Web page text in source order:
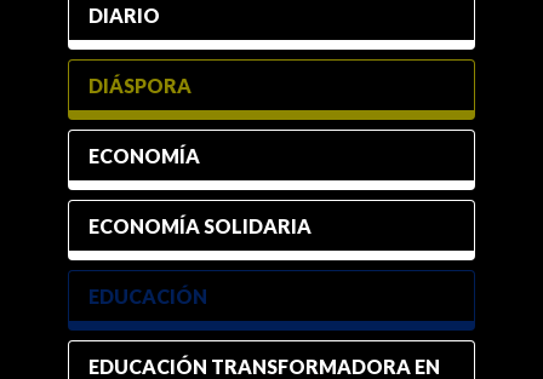
DIARIO
DIÁSPORA
ECONOMÍA
ECONOMÍA SOLIDARIA
EDUCACIÓN
EDUCACIÓN TRANSFORMADORA EN